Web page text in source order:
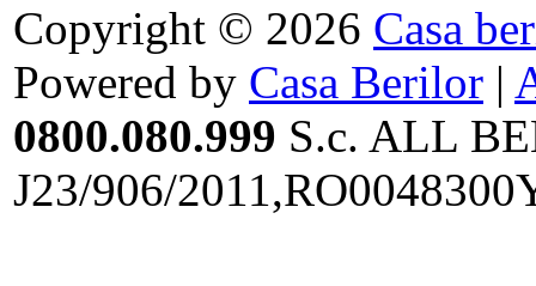
Copyright © 2026 Casa
Powered by Casa Berilor |
0800.080.999 S.c. ALL
J23/906/